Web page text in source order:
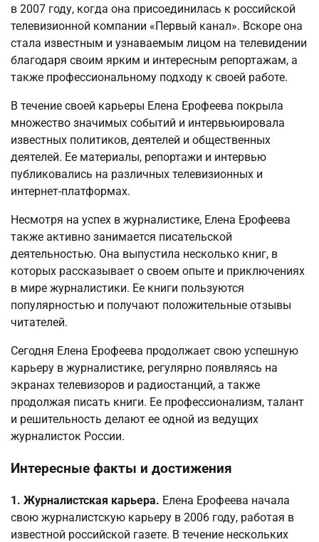
в 2007 году, когда она присоединилась к российской
телевизионной компании «Первый канал». Вскоре она
стала известным и узнаваемым лицом на телевидении
благодаря своим ярким и интересным репортажам, а
также профессиональному подходу к своей работе.
В течение своей карьеры Елена Ерофеева покрыла
множество значимых событий и интервьюировала
известных политиков, деятелей и общественных
деятелей. Ее материалы, репортажи и интервью
публиковались на различных телевизионных и
интернет-платформах.
Несмотря на успех в журналистике, Елена Ерофеева
также активно занимается писательской
деятельностью. Она выпустила несколько книг, в
которых рассказывает о своем опыте и приключениях
в мире журналистики. Ее книги пользуются
популярностью и получают положительные отзывы
читателей.
Сегодня Елена Ерофеева продолжает свою успешную
карьеру в журналистике, регулярно появляясь на
экранах телевизоров и радиостанций, а также
продолжая писать книги. Ее профессионализм, талант
и решительность делают ее одной из ведущих
журналисток России.
Интересные факты и достижения
1. Журналистская карьера. Елена Ерофеева начала
свою журналистскую карьеру в 2006 году, работая в
известной российской газете. В течение нескольких